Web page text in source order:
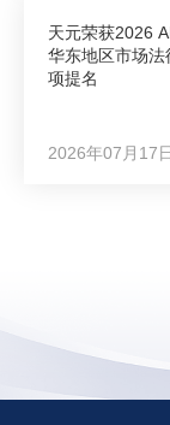
天元荣获2026
华东地区市场法
项提名
2026年07月17日